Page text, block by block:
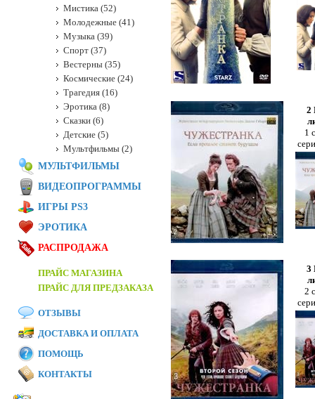
2
1
3
2
Мистика (52)
Молодежные (41)
Музыка (39)
Спорт (37)
Вестерны (35)
Космические (24)
Трагедия (16)
Эротика (8)
Сказки (6)
Детские (5)
Мультфильмы (2)
МУЛЬТФИЛЬМЫ
ВИДЕОПРОГРАММЫ
ИГРЫ PS3
ЭРОТИКА
РАСПРОДАЖА
ПРАЙС МАГАЗИНА
ПРАЙС ДЛЯ ПРЕДЗАКАЗА
ОТЗЫВЫ
ДОСТАВКА И ОПЛАТА
ПОМОЩЬ
КОНТАКТЫ